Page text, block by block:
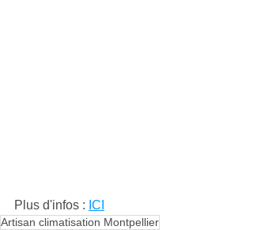
Plus d'infos : ICI
Artisan climatisation Montpellier